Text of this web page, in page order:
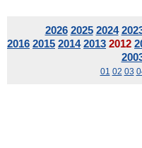
2026 2025 2024
2016 2015 2014 2013 2012
01 02 03